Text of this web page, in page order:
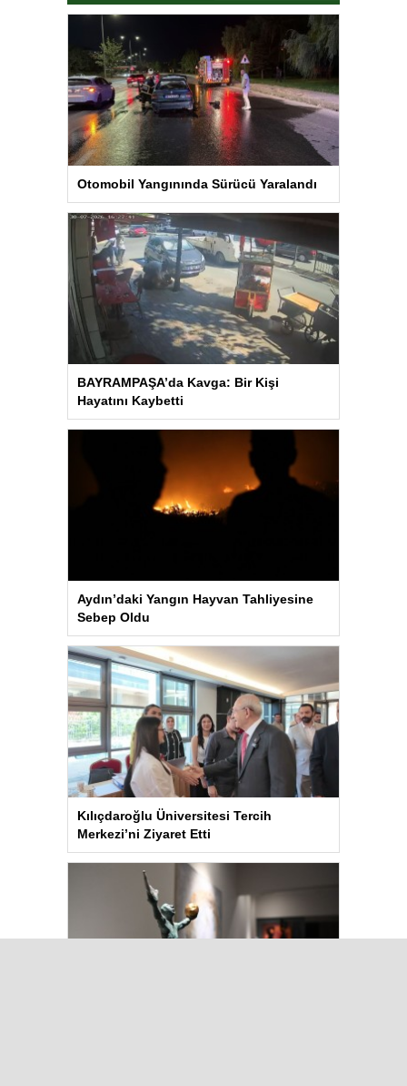
Otomobil Yangınında Sürücü Yaralandı
BAYRAMPAŞA’da Kavga: Bir Kişi
Hayatını Kaybetti
Aydın’daki Yangın Hayvan Tahliyesine
Sebep Oldu
Kılıçdaroğlu Üniversitesi Tercih
Merkezi’ni Ziyaret Etti